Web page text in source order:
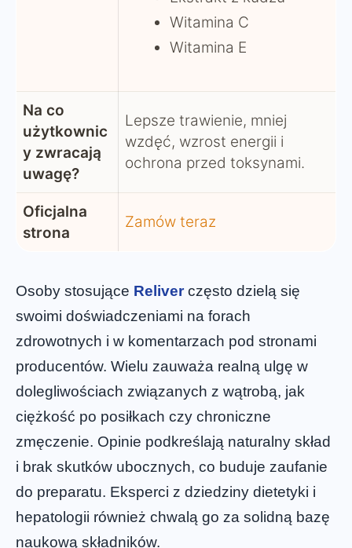
Witamina C
Witamina E
Na co
użytkownic
y zwracają
uwagę?
Lepsze trawienie, mniej
wzdęć, wzrost energii i
ochrona przed toksynami.
Oficjalna
strona
Zamów teraz
Osoby stosujące Reliverczęsto dzielą się
swoimi doświadczeniami na forach
zdrowotnych i w komentarzach pod stronami
producentów. Wielu zauważa realną ulgę w
dolegliwościach związanych z wątrobą, jak
ciężkość po posiłkach czy chroniczne
zmęczenie. Opinie podkreślają naturalny skład
i brak skutków ubocznych, co buduje zaufanie
do preparatu. Eksperci z dziedziny dietetyki i
hepatologii również chwalą go za solidną bazę
naukową składników.